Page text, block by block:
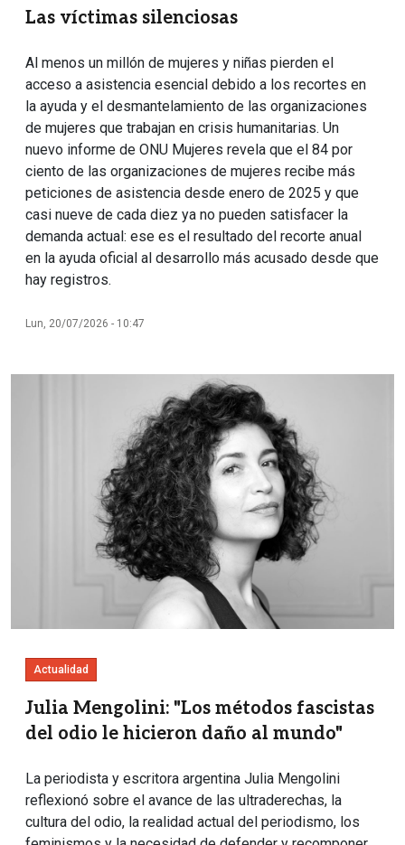
Las víctimas silenciosas
Al menos un millón de mujeres y niñas pierden el
acceso a asistencia esencial debido a los recortes en
la ayuda y el desmantelamiento de las organizaciones
de mujeres que trabajan en crisis humanitarias. Un
nuevo informe de ONU Mujeres revela que el 84 por
ciento de las organizaciones de mujeres recibe más
peticiones de asistencia desde enero de 2025 y que
casi nueve de cada diez ya no pueden satisfacer la
demanda actual: ese es el resultado del recorte anual
en la ayuda oficial al desarrollo más acusado desde que
hay registros.
Lun, 20/07/2026 - 10:47
Actualidad
Julia Mengolini: "Los métodos fascistas
del odio le hicieron daño al mundo"
La periodista y escritora argentina Julia Mengolini
reflexionó sobre el avance de las ultraderechas, la
cultura del odio, la realidad actual del periodismo, los